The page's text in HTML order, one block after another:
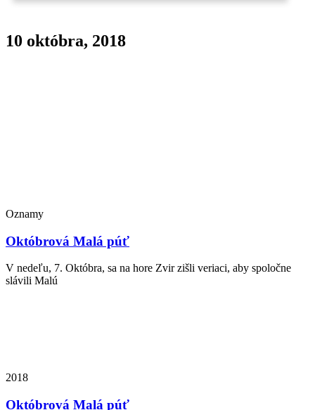
10 októbra, 2018
Oznamy
Októbrová Malá púť
V nedeľu, 7. Októbra, sa na hore Zvir zišli veriaci, aby spoločne
slávili Malú
2018
Októbrová Malá púť